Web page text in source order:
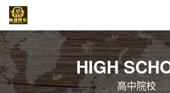
HIGH
高中院校